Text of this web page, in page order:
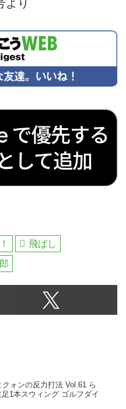
より
飛ばし
クォンの反力打法 Vol.61 ら
1本スウィング ゴルフダイ